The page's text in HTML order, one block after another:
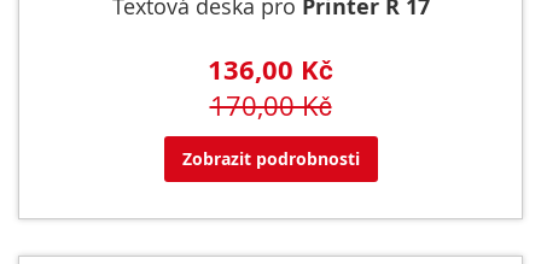
Textová deska pro Printer R 17
136,00 Kč
170,00 Kč
Zobrazit podrobnosti